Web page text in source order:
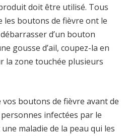
doit être utilisé. Tous
les boutons de fièvre ont le
d’un bouton
gousse d’ail, coupez-la en
la zone touchée plusieurs
vos boutons de fièvre avant de
infectées par le
maladie de la peau qui les